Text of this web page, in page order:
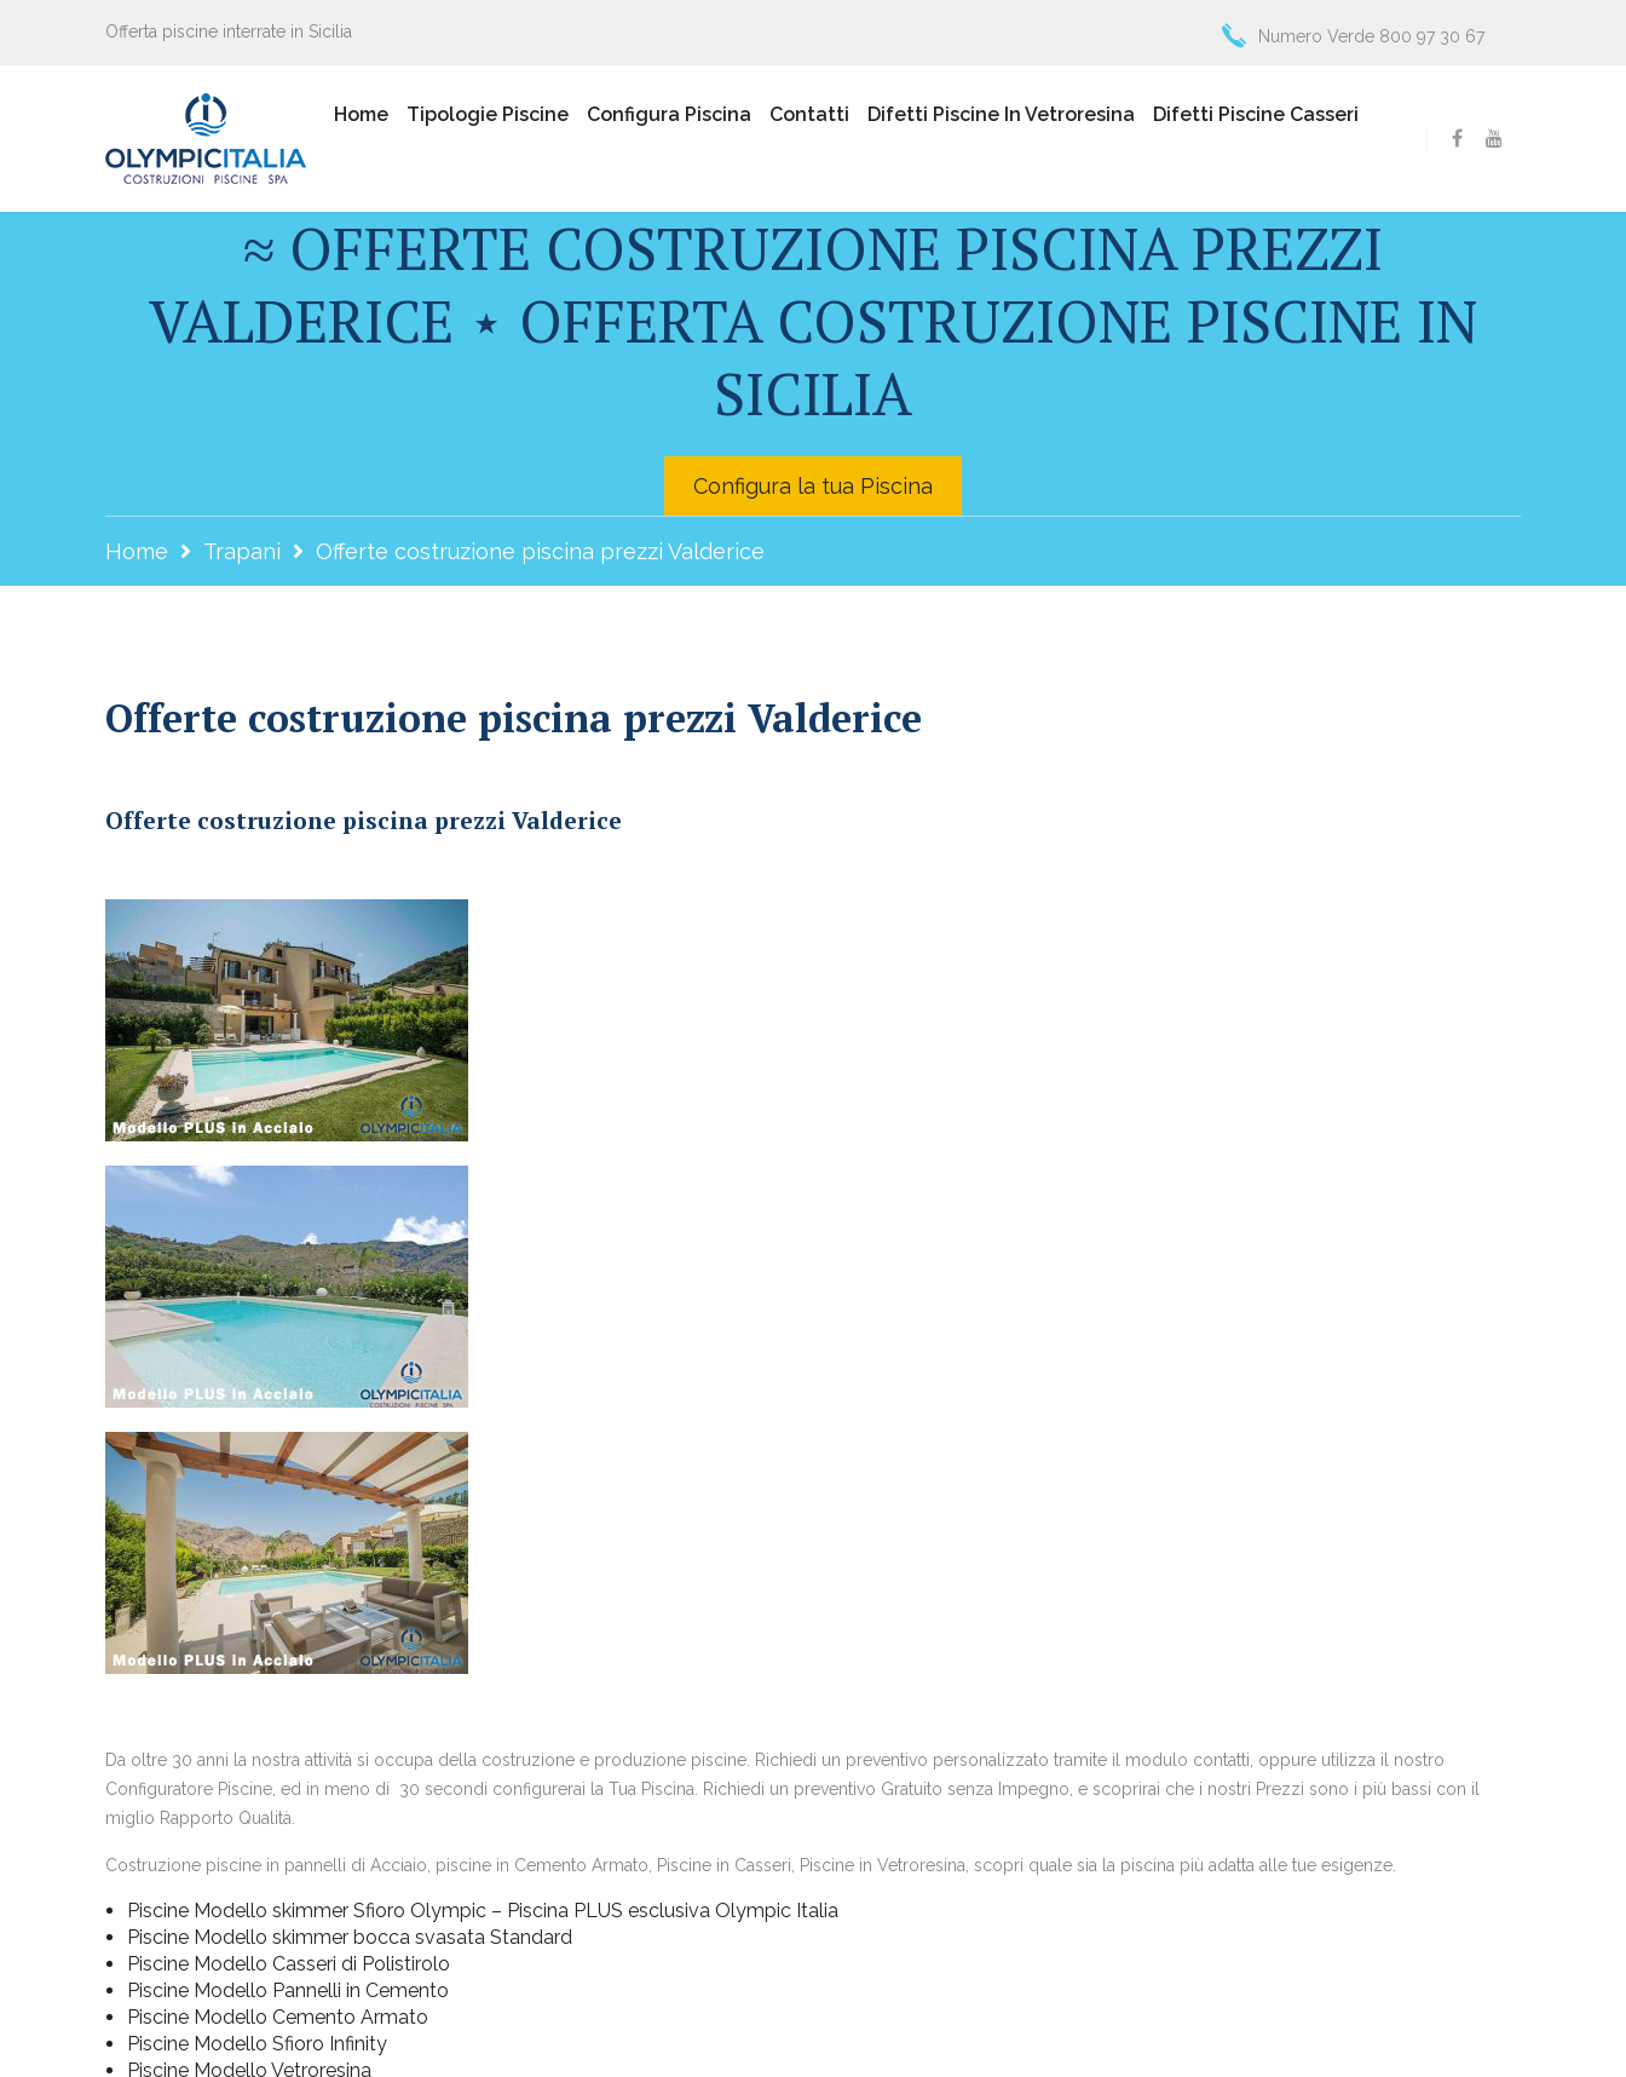
Offerta piscine interrate in Sicilia Numero Verde 800 97 30 67
Home Tipologie Piscine Configura Piscina Contatti Difetti Piscine In Vetroresina Difetti Piscine Casseri
≈ OFFERTE COSTRUZIONE PISCINA PREZZI
VALDERICE ⋆ OFFERTA COSTRUZIONE PISCINE IN
SICILIA
Configura la tua Piscina
Home Trapani Offerte costruzione piscina prezzi Valderice
Offerte costruzione piscina prezzi Valderice
Offerte costruzione piscina prezzi Valderice
Da oltre 30 anni la nostra attività si occupa della costruzione e produzione piscine. Richiedi un preventivo personalizzato tramite il modulo contatti, oppure utilizza il nostro
Configuratore Piscine, ed in meno di 30 secondi configurerai la Tua Piscina. Richiedi un preventivo Gratuito senza Impegno, e scoprirai che i nostri Prezzi sono i più bassi con il
miglio Rapporto Qualità.
Costruzione piscine in pannelli di Acciaio, piscine in Cemento Armato, Piscine in Casseri, Piscine in Vetroresina, scopri quale sia la piscina più adatta alle tue esigenze.
Piscine Modello skimmer Sfioro Olympic – Piscina PLUS esclusiva Olympic Italia
Piscine Modello skimmer bocca svasata Standard
Piscine Modello Casseri di Polistirolo
Piscine Modello Pannelli in Cemento
Piscine Modello Cemento Armato
Piscine Modello Sfioro Infinity
Piscine Modello Vetroresina